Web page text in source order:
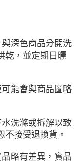
深色商品分開洗
乾，並定期日曬
能會與商品圖略
洗滌或拆解以致
不接受退換貨。
略有差異，實品